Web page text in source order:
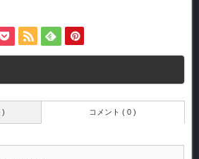
) コメント ( 0 )